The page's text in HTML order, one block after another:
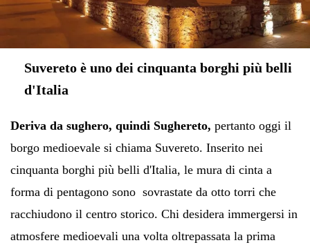
Suvereto è uno dei cinquanta borghi più belli
d'Italia
Deriva da sughero, quindi Sughereto, pertanto oggi il
borgo medioevale si chiama Suvereto. Inserito nei
cinquanta borghi più belli d'Italia, le mura di cinta a
forma di pentagono sono sovrastate da otto torri che
racchiudono il centro storico. Chi desidera immergersi in
atmosfere medioevali una volta oltrepassata la prima